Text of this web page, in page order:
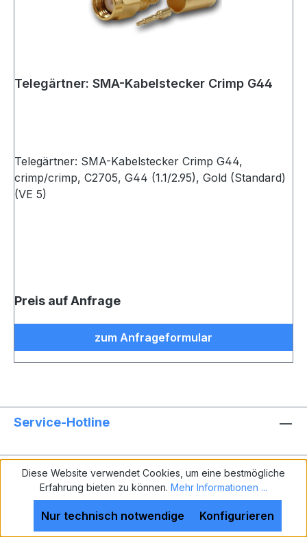
Telegärtner: SMA-Kabelstecker Crimp G44
Telegärtner: SMA-Kabelstecker Crimp G44,
crimp/crimp, C2705, G44 (1.1/2.95), Gold (Standard)
(VE 5)
Preis auf Anfrage
zum Anfrageformular
Service-Hotline
rechtliche Hinweise
Service
Diese Website verwendet Cookies, um eine bestmögliche
Erfahrung bieten zu können. Mehr Informationen ...
Nur technisch notwendige Konfigurieren